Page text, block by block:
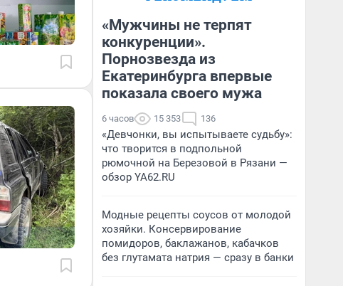
«Мужчины не терпят
конкуренции».
Порнозвезда из
Екатеринбурга впервые
показала своего мужа
6 часов 15 353 136
«Девчонки, вы испытываете судьбу»:
что творится в подпольной
рюмочной на Березовой в Рязани —
обзор YA62.RU
Модные рецепты соусов от молодой
хозяйки. Консервирование
помидоров, баклажанов, кабачков
без глутамата натрия — сразу в банки